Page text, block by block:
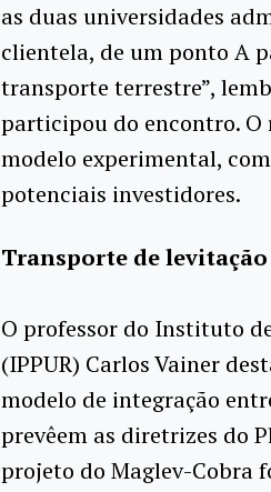
as duas universidades
clientela, de um ponto A
transporte terrestre”,
participou do encontro. O
modelo experimental,
potenciais investidores.
Transporte de
O professor do Instituto
(IPPUR) Carlos Vainer
modelo de integração
prevêem as diretrizes do
projeto do Maglev-Cobra